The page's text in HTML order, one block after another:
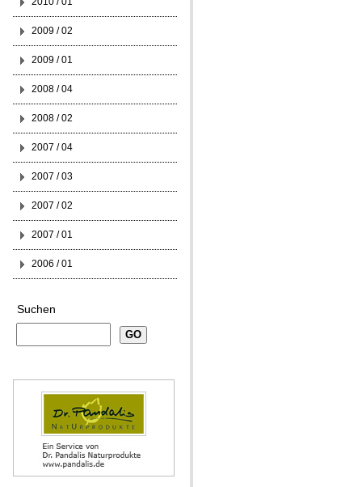
2009 / 02
2009 / 01
2008 / 04
2008 / 02
2007 / 04
2007 / 03
2007 / 02
2007 / 01
2006 / 01
Suchen